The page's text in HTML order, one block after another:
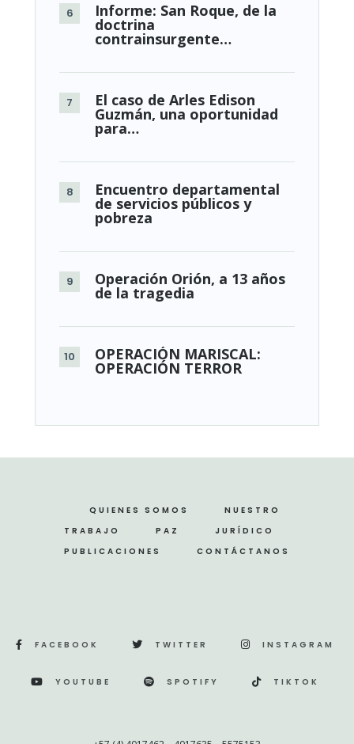
Informe: San Roque, de la
doctrina
contrainsurgente…
El caso de Arles Edison
Guzmán, una oportunidad
para…
Encuentro departamental
de servicios públicos y
pobreza
Operación Orión, a 13 años
de la tragedia
OPERACIÓN MARISCAL:
OPERACIÓN TERROR
QUIENES SOMOS
NUESTRO
TRABAJO
PAZ
JURÍDICO
PUBLICACIONES
CONTÁCTANOS
FACEBOOK TWITTER INSTAGRAM
YOUTUBE SPOTIFY TIKTOK